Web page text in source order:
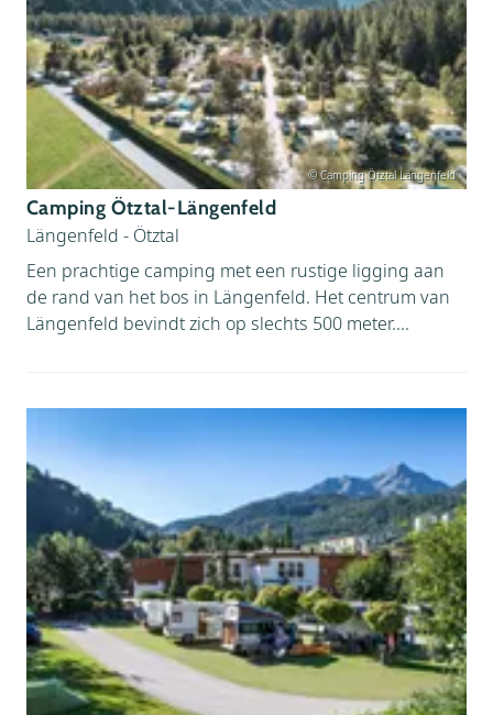
© Camping Ötztal Längenfeld
Camping Ötztal-Längenfeld
Längenfeld - Ötztal
Een prachtige camping met een rustige ligging aan
de rand van het bos in Längenfeld. Het centrum van
Längenfeld bevindt zich op slechts 500 meter....